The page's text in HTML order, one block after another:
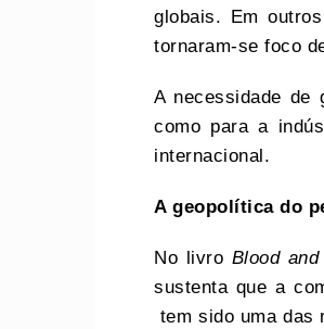
globais. Em
tornaram-se foco
A necessidade de
como para a
internacional.
A geopolítica do
No livro Blood
sustenta que a
tem sido uma das